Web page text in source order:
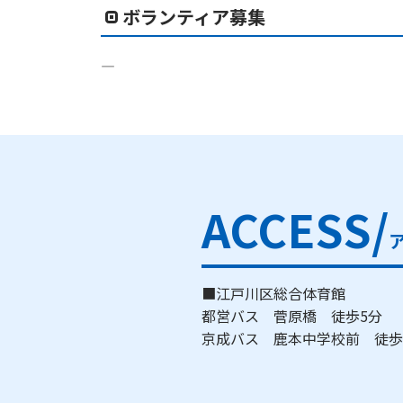
ボランティア募集
―
ACCESS/
■江戸川区総合体育館
都営バス 菅原橋 徒歩5分
京成バス 鹿本中学校前 徒